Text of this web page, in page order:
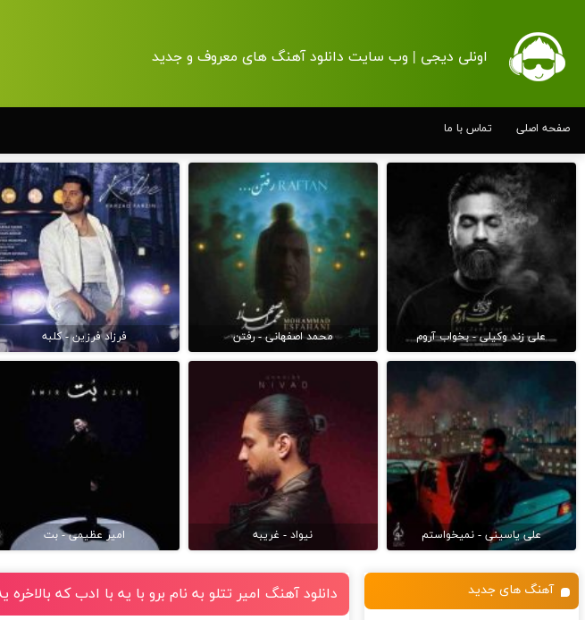
اونلی دیجی | وب سایت دانلود آهنگ های معروف و جدید
صفحه اصلی تماس با ما
علی زند وکیلی - بخواب آروم محمد اصفهانی - رفتن فرزاد فرزین - کلبه
علی یاسینی - نمیخواستم نیواد - غریبه امیر عظیمی - بت
دانلود آهنگ امیر تتلو به نام برو با یه با ادب که آهنگ های جدید